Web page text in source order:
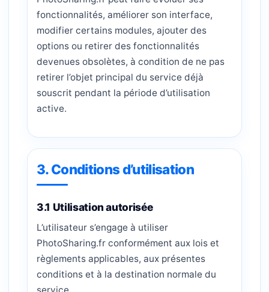
fonctionnalités, améliorer son interface,
modifier certains modules, ajouter des
options ou retirer des fonctionnalités
devenues obsolètes, à condition de ne pas
retirer l’objet principal du service déjà
souscrit pendant la période d’utilisation
active.
3. Conditions d’utilisation
3.1 Utilisation autorisée
L’utilisateur s’engage à utiliser
PhotoSharing.fr conformément aux lois et
règlements applicables, aux présentes
conditions et à la destination normale du